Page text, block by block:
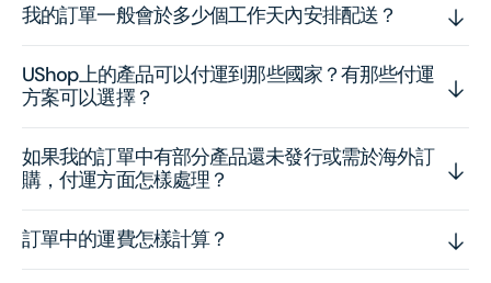
我的訂單一般會於多少個工作天內安排配送？
UShop上的產品可以付運到那些國家？有那些付運
方案可以選擇？
如果我的訂單中有部分產品還未發行或需於海外訂
購，付運方面怎樣處理？
訂單中的運費怎樣計算？